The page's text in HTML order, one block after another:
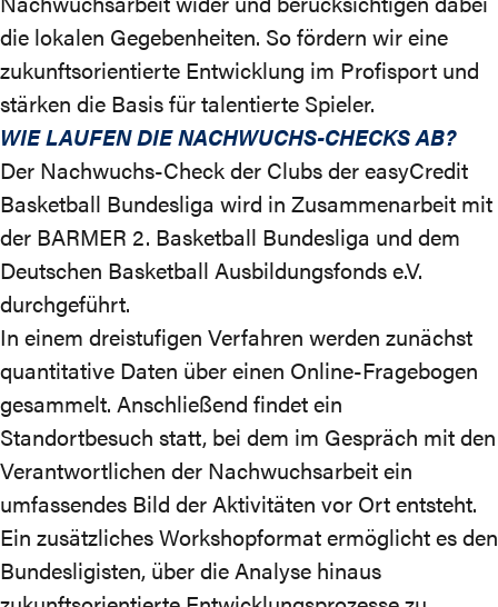
die lokalen Gegebenheiten. So fördern wir eine
zukunftsorientierte Entwicklung im Profisport und
stärken die Basis für talentierte Spieler.
WIE LAUFEN DIE NACHWUCHS-CHECKS AB?
Der Nachwuchs-Check der Clubs der easyCredit
Basketball Bundesliga wird in Zusammenarbeit mit
der BARMER 2. Basketball Bundesliga und dem
Deutschen Basketball Ausbildungsfonds e.V.
durchgeführt.
In einem dreistufigen Verfahren werden zunächst
quantitative Daten über einen Online-Fragebogen
gesammelt. Anschließend findet ein
Standortbesuch statt, bei dem im Gespräch mit den
Verantwortlichen der Nachwuchsarbeit ein
umfassendes Bild der Aktivitäten vor Ort entsteht.
Ein zusätzliches Workshopformat ermöglicht es den
Bundesligisten, über die Analyse hinaus